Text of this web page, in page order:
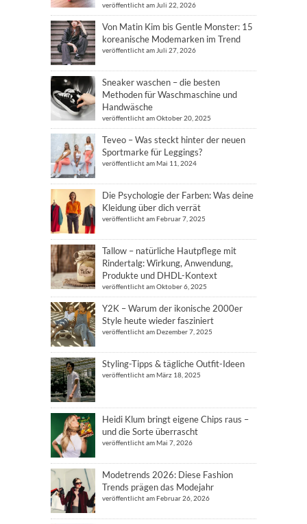
veröffentlicht am Juli 22, 2026
Von Matin Kim bis Gentle Monster: 15
koreanische Modemarken im Trend
veröffentlicht am Juli 27, 2026
Sneaker waschen – die besten
Methoden für Waschmaschine und
Handwäsche
veröffentlicht am Oktober 20, 2025
Teveo – Was steckt hinter der neuen
Sportmarke für Leggings?
veröffentlicht am Mai 11, 2024
Die Psychologie der Farben: Was deine
Kleidung über dich verrät
veröffentlicht am Februar 7, 2025
Tallow – natürliche Hautpflege mit
Rindertalg: Wirkung, Anwendung,
Produkte und DHDL-Kontext
veröffentlicht am Oktober 6, 2025
Y2K – Warum der ikonische 2000er
Style heute wieder fasziniert
veröffentlicht am Dezember 7, 2025
Styling-Tipps & tägliche Outfit-Ideen
veröffentlicht am März 18, 2025
Heidi Klum bringt eigene Chips raus –
und die Sorte überrascht
veröffentlicht am Mai 7, 2026
Modetrends 2026: Diese Fashion
Trends prägen das Modejahr
veröffentlicht am Februar 26, 2026